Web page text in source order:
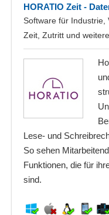
HORATIO Zeit -
Software für Industrie,
Zeit, Zutritt und
Lese- und
So sehen
Funktionen, die für
sind.